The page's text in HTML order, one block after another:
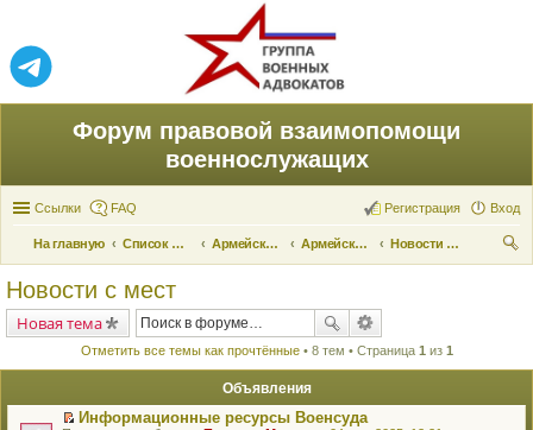
Форум правовой взаимопомощи
военнослужащих
Ссылки FAQ Вход
Регистрация
На главную Список форумов Армейские новости Армейские новости
Новости с мест
Новости с мест
Новая тема
Отметить все темы как прочтённые• 8 тем • Страница 1 из 1
Объявления
Информационные ресурсы Военсуда